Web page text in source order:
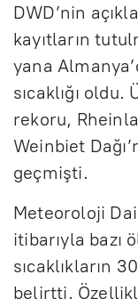
DWD’nin
kayıtların
yana
sıcaklığı oldu.
rekoru,
Weinbiet
geçmişti.
Meteoroloji
itibarıyla bazı
sıcaklıkların
belirtti.